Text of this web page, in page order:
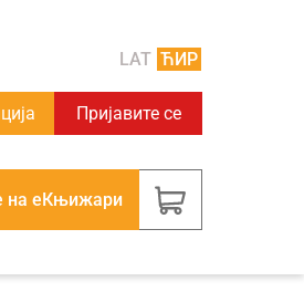
LAT ЋИР
Пријавите се
на еКњижари